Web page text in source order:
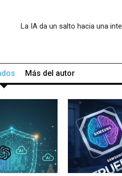
La IA da un salto hacia una
Más del autor